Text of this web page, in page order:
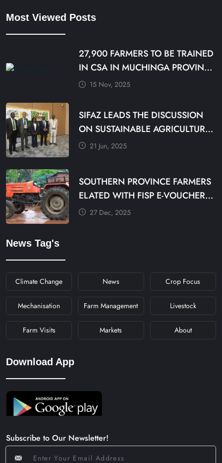
Most Viewed Posts
27,900 FARMERS TO BE TRAINED
IN CSA IN MUCHINGA PROVINCE
BY DECEMBER
15 Nov, 2025
SIFAZ LEADS THE DISCUSSION
ON SUSTAINABLE AGRICULTURE
PRACTICES
21 Jun, 2025
SOUTHERN PROVINCE FARMERS
ELATED WITH FISP E-VOUCHER
MODALITY
27 Dec, 2025
News Tag's
Climate Change News Crop Focus
Mechanisation Farm Management Livestock
Farm Visits Markets About
Download App
Subscribe to Our Newsletter!